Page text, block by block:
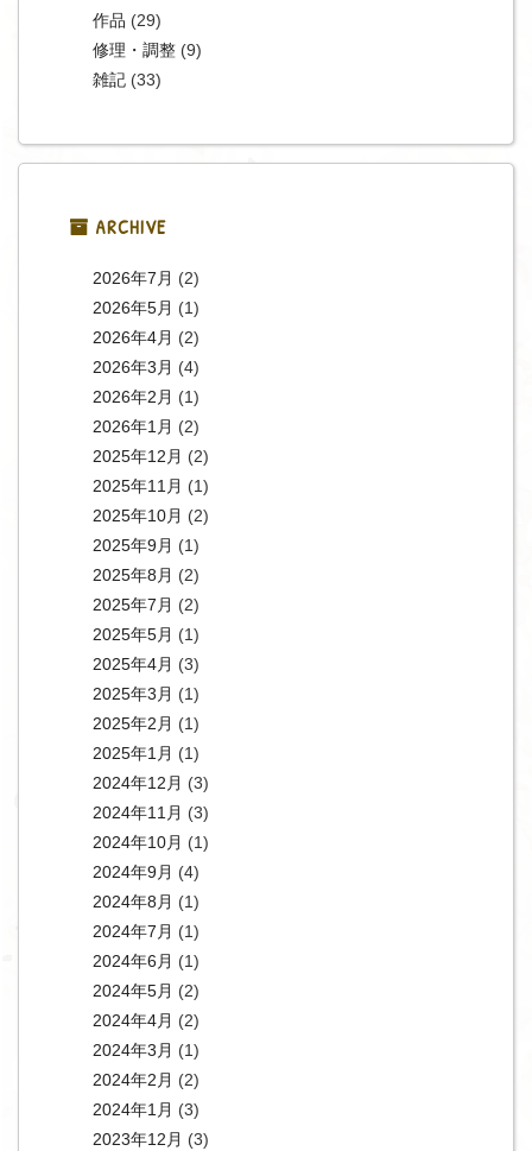
作品 (29)
修理・調整(9)
雑記(33)
ARCHIVE
2026年7月 (2)
2026年5月 (1)
2026年4月 (2)
2026年3月 (4)
2026年2月 (1)
2026年1月 (2)
2025年12月 (2)
2025年11月 (1)
2025年10月 (2)
2025年9月 (1)
2025年8月 (2)
2025年7月 (2)
2025年5月 (1)
2025年4月 (3)
2025年3月 (1)
2025年2月 (1)
2025年1月 (1)
2024年12月 (3)
2024年11月 (3)
2024年10月 (1)
2024年9月 (4)
2024年8月 (1)
2024年7月 (1)
2024年6月 (1)
2024年5月 (2)
2024年4月 (2)
2024年3月 (1)
2024年2月 (2)
2024年1月 (3)
2023年12月 (3)